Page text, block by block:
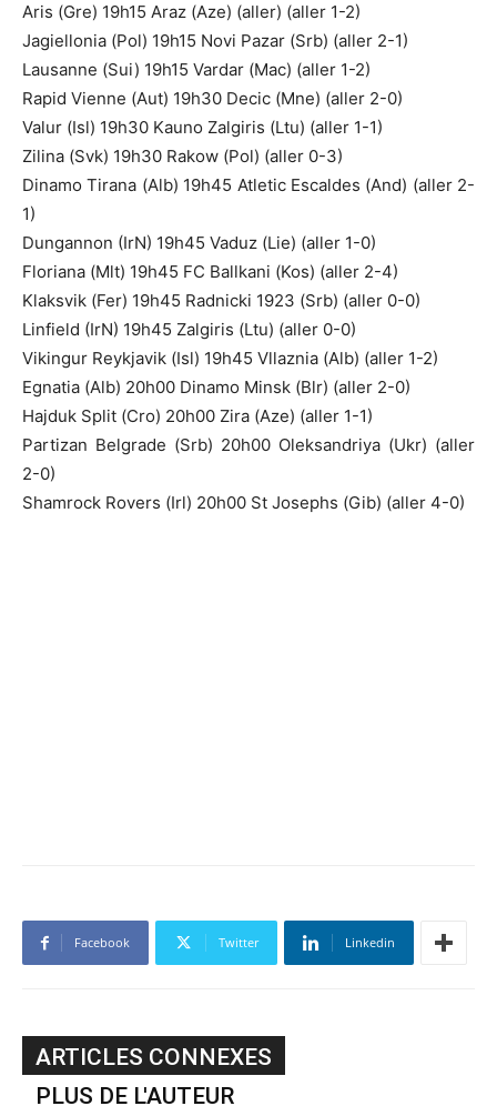
Aris (Gre) 19h15 Araz (Aze) (aller) (aller 1-2)
Jagiellonia (Pol) 19h15 Novi Pazar (Srb) (aller 2-1)
Lausanne (Sui) 19h15 Vardar (Mac) (aller 1-2)
Rapid Vienne (Aut) 19h30 Decic (Mne) (aller 2-0)
Valur (Isl) 19h30 Kauno Zalgiris (Ltu) (aller 1-1)
Zilina (Svk) 19h30 Rakow (Pol) (aller 0-3)
Dinamo Tirana (Alb) 19h45 Atletic Escaldes (And) (aller 2-
1)
Dungannon (IrN) 19h45 Vaduz (Lie) (aller 1-0)
Floriana (Mlt) 19h45 FC Ballkani (Kos) (aller 2-4)
Klaksvik (Fer) 19h45 Radnicki 1923 (Srb) (aller 0-0)
Linfield (IrN) 19h45 Zalgiris (Ltu) (aller 0-0)
Vikingur Reykjavik (Isl) 19h45 Vllaznia (Alb) (aller 1-2)
Egnatia (Alb) 20h00 Dinamo Minsk (Blr) (aller 2-0)
Hajduk Split (Cro) 20h00 Zira (Aze) (aller 1-1)
Partizan Belgrade (Srb) 20h00 Oleksandriya (Ukr) (aller
2-0)
Shamrock Rovers (Irl) 20h00 St Josephs (Gib) (aller 4-0)
Facebook Twitter Linkedin
ARTICLES CONNEXES
PLUS DE L'AUTEUR